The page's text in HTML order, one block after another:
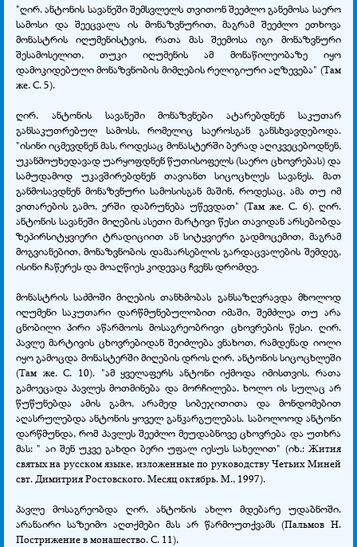
"ღირ. ანტონის სავანეში შემსვლელს თვითონ შეეძლო განემოსა საერო
სამოსი და შეეცვალა ის მონაზვნურით, მაგრამ შეეძლო ეთხოვა
მონასტრის იღუმენისტვის, რათა მას შეემოსა იგი მონაზვნური
შესამოსელით, თუკი იღუმენის ამ მონაწილეობაზე იყო
დამოკიდებული მონაზვნობის მიმღების რელიგიური აღზევება" (Там
же. С. 5).
ღირ. ანტონის სავანეში მონაზვნები ატარებდნენ საკუთარ
განსაკუთრებულ სამოსს, რომელიც საეროსგან განსხვავდებოდა.
"ისინი იცმევდნენ მას, როდესაც მონასტერში ბერად აღიკვეცებოდნენ,
უკანმოუხედავად უარყოფდნენ წუთისოფელს (საერო ცხოვრებას) და
სამუდამოდ უკავშირებდნენ თავიანთ სიცოცხლეს სავანეს. მათ
განმოსავდნენ მონაზვნური სამოსისგან მაშინ, როდესაც, ამა თუ იმ
ვითარების გამო, ერში დაბრუნება უწევდათ" (Там же. С. 6). ღირ.
ანტონის სავანეში მიღების ასეთი მარტივი წესი თავიდან არსებობდა
ზეპირსიტყვიერი ტრადიციით ან სიტყვიერი გადმოცემით, მაგრამ
მოგვიანებით, მონაზვნობის დამაარსებლის გარდაცვალების შემდეგ,
ისინი ჩაწერეს და მოაღწიეს კიდევაც ჩვენს დრომდე.
მონასტრის საძმოში მიღების თანხმობას განსაზღვრავდა მხოლოდ
იღუმენი საკუთარი დარწმუნებულობით იმაში, შემძლეა თუ არა
ცნობილი პირი აწარმოოს მოსაგრეობრივი ცხოვრების წესი. ღირ.
პავლე მარტივის ცხოვრებიდან შეიძლება ვნახოთ, რამდენად იოლი
იყო გამოცდა მონასტერში მიღების დროს ღირ. ანტონის სიცოცხლეში
(Там же. С. 10). "ამ ყველაფერს ანტონი იქმოდა იმისთვის, რათა
გამოეცადა პავლეს მოთმინება და მორჩილება. ხოლო ის სულაც არ
წუწუნებდა ამის გამო, არამედ სიბეჯითითა და მონდომებით
აღასრულებდა ანტონის ყოველ განკარგულებას. საბოლოოდ ანტონი
დარწმუნდა, რომ პავლეს შეეძლო მეუდაბნოვე ცხოვრება და უთხრა
მას: " აი შენ უკვე გახდი ბერი უფალ იესუს სახელით" (იხ.: Жития
святых на русском языке, изложенные по руководству Четьих Миней
свт. Димитрия Ростовского. Месяц октябрь. М., 1997).
პავლე მოსაგრეობდა ღირ. ანტონის ახლო მდებარე უდაბნოში.
არანაირი საზეიმო აღთქმები მას არ წარმოუთქვამს (Пальмов Н.
Пострижение в монашество. С. 11).